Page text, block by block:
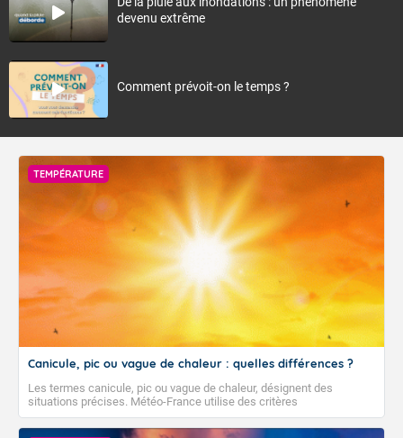
devenu extrême
Comment prévoit-on le temps ?
TEMPÉRATURE
Canicule, pic ou vague de chaleur : quelles différences ?
Les termes canicule, pic ou vague de chaleur, désignent des
situations précises. Météo-France utilise des critères
climatologiques pour évaluer et qualifier les épisodes de chaleur qui
peuvent avoir des impacts sanitaires et socio-économiques